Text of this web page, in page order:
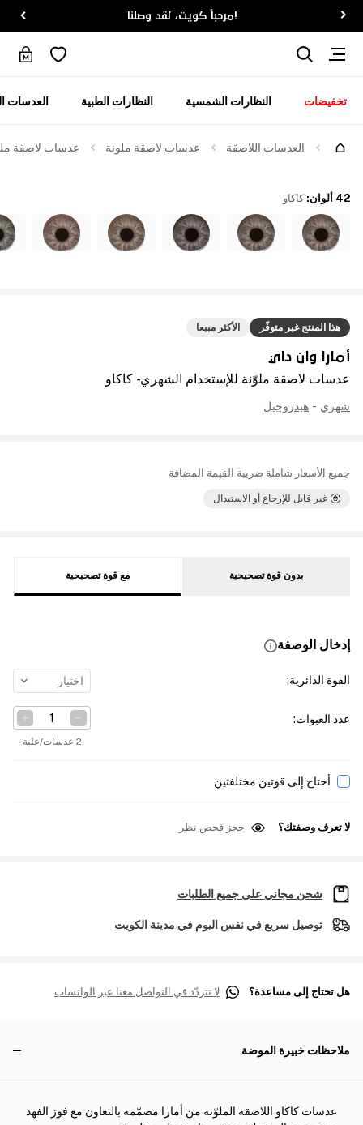
!مرحباً كويت، لقد وصلنا
تخفيضات النظارات الشمسية النظارات الطبية العدسات
العدسات اللاصقة عدسات لاصقة ملونة عدسات لاصقة
هذا المنتج غير متوفّر الأكثر مبيعا
أمارا وان داي
عدسات لاصقة ملوّنة للإستخدام الشهري - كاكاو
شهري - هيدروجيل
جميع الأسعار شاملة ضريبة القيمة المضافة
غير قابل للإرجاع أو الاستبدال
42 ألوان :كاكاو
بدون قوة تصحيحية مع قوة تصحيحية
إدخال الوصفة
القوة الدائرية: اختيار
عدد العبوات:
2 عدسات/علبة
أحتاج إلى قوتين مختلفتين
لا تعرف وصفتك؟ حجز فحص نظر
شحن مجاني على جميع الطلبات
توصيل سريع في نفس اليوم في مدينة الكويت
هل تحتاج إلى مساعدة؟ لا تتردّد في التواصل معنا عبر الواتساب
ملاحظات خبيرة الموضة
عدسات كاكاو اللاصقة الملوّنة من أمارا مصمّمة بالتعاون مع فوز الفهد